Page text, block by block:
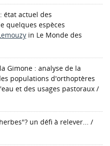
état actuel des
quelques espèces
in Le Monde des
Gimone : analyse de la
populations d'orthoptères
et des usages pastoraux /
un défi à relever... /